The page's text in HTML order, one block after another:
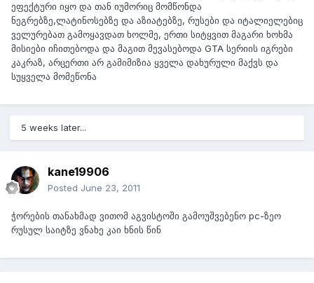
ეფექტური იყო და თან იუმორიც მომწონდა
ნეგრებზე,ლატინოსებზე და აზიატებზე, რუსები და იტალიელებიც
ველურებათ გამოყავდათ ხოლმე, ერთი სიტყვით მაგარი ხოხმა
მისიები იჩითებოდა და მაგით მევასებოდა GTA სერიის იგრები
კაკრაზ, არცერთი არ გამიმიზია ყველა დახურული მაქვს და
სუყველა მომეწონა
5 weeks later...
kane19906
Posted June 23, 2011
ჭორების თანახმად ვითომ აგვისტოში გამოუშვებენო pc-ზეო
რუსულ საიტზე ვნახე კაი ხნის წინ